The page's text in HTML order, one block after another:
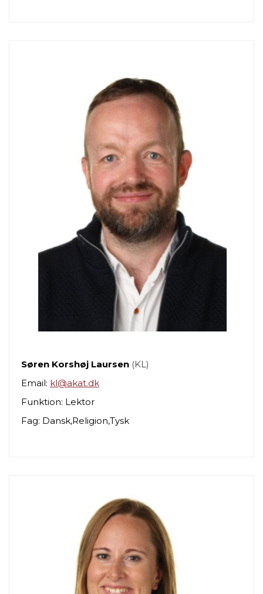
Søren Korshøj Laursen (KL)
Email: kl@akat.dk
Funktion: Lektor
Fag: Dansk,Religion,Tysk